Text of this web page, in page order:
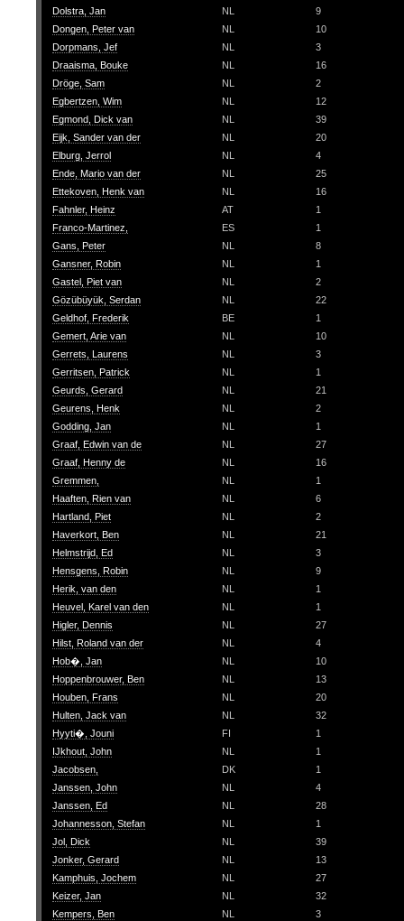
Dolstra, Jan
NL
9
Dongen, Peter van
NL
10
Dorpmans, Jef
NL
3
Draaisma, Bouke
NL
16
Dröge, Sam
NL
2
Egbertzen, Wim
NL
12
Egmond, Dick van
NL
39
Eijk, Sander van der
NL
20
Elburg, Jerrol
NL
4
Ende, Mario van der
NL
25
Ettekoven, Henk van
NL
16
Fahnler, Heinz
AT
1
Franco-Martinez,
ES
1
Gans, Peter
NL
8
Gansner, Robin
NL
1
Gastel, Piet van
NL
2
Gözübüyük, Serdan
NL
22
Geldhof, Frederik
BE
1
Gemert, Arie van
NL
10
Gerrets, Laurens
NL
3
Gerritsen, Patrick
NL
1
Geurds, Gerard
NL
21
Geurens, Henk
NL
2
Godding, Jan
NL
1
Graaf, Edwin van de
NL
27
Graaf, Henny de
NL
16
Gremmen,
NL
1
Haaften, Rien van
NL
6
Hartland, Piet
NL
2
Haverkort, Ben
NL
21
Helmstrijd, Ed
NL
3
Hensgens, Robin
NL
9
Herik, van den
NL
1
Heuvel, Karel van den
NL
1
Higler, Dennis
NL
27
Hilst, Roland van der
NL
4
Hob�, Jan
NL
10
Hoppenbrouwer, Ben
NL
13
Houben, Frans
NL
20
Hulten, Jack van
NL
32
Hyyti�, Jouni
FI
1
IJkhout, John
NL
1
Jacobsen,
DK
1
Janssen, John
NL
4
Janssen, Ed
NL
28
Johannesson, Stefan
NL
1
Jol, Dick
NL
39
Jonker, Gerard
NL
13
Kamphuis, Jochem
NL
27
Keizer, Jan
NL
32
Kempers, Ben
NL
3